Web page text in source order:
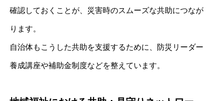
確認しておくことが、災害時のスムーズな共助につなが
ります。
自治体もこうした共助を支援するために、防災リーダー
養成講座や補助金制度などを整えています。